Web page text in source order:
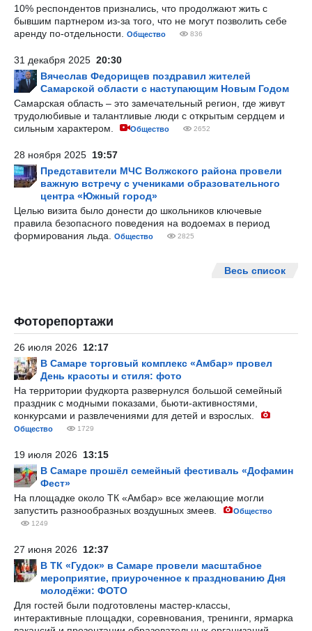
10% респондентов признались, что продолжают жить с
бывшим партнером из-за того, что не могут позволить себе
аренду по-отдельности.
Общество 836
31 декабря 2025 20:30
Вячеслав Федорищев поздравил жителей
Самарской области с наступающим Новым Годом
Самарская область – это замечательный регион, где живут
трудолюбивые и талантливые люди с открытым сердцем и
сильным характером.
Общество 2652
28 ноября 2025 19:57
Представители МЧС Волжского района провели
важную встречу с учениками образовательного
центра «Южный город»
Целью визита было донести до школьников ключевые
правила безопасного поведения на водоемах в период
формирования льда.
Общество 2825
Весь список
Фоторепортажи
26 июля 2026 12:17
В Самаре торговый комплекс «Амбар» провел
День красоты и стиля: фото
На территории фудкорта развернулся большой семейный
праздник с модными показами, бьюти-активностями,
конкурсами и развлечениями для детей и взрослых.
Общество 1729
19 июля 2026 13:15
В Самаре прошёл семейный фестиваль «Дофамин
Фест»
На площадке около ТК «Амбар» все желающие могли
запустить разнообразных воздушных змеев.
Общество
1249
27 июня 2026 12:37
В ТК «Гудок» в Самаре провели масштабное
мероприятие, приуроченное к празднованию Дня
молодёжи: ФОТО
Для гостей были подготовлены мастер-классы,
интерактивные площадки, соревнования, тренинги, ярмарка